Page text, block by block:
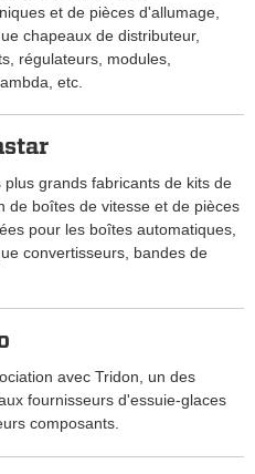
et de pièces d'allumage,
chapeaux de distributeur,
régulateurs, modules,
etc.
plus grands fabricants de kits de
de boîtes de vitesse et de pièces
pour les boîtes automatiques,
convertisseurs, bandes de
avec Tridon, un des
fournisseurs d'essuie-glaces
composants.